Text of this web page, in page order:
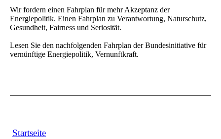
Wir fordern einen Fahrplan für mehr Akzeptanz der
Energiepolitik. Einen Fahrplan zu Verantwortung, Naturschutz,
Gesundheit, Fairness und Seriosität.
Lesen Sie den nachfolgenden Fahrplan der Bundesinitiative für
vernünftige Energiepolitik, Vernunftkraft.
Startseite